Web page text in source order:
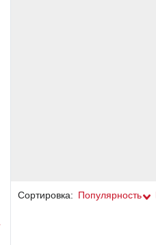
Сортировка: Популярность